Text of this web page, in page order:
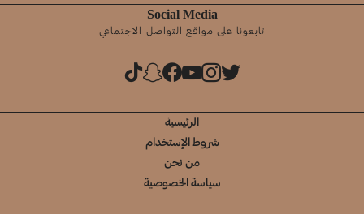
Social Media
تابعونا على مواقع التواصل الاجتماعي
الرئيسية
شروط الإستخدام
من نحن
سياسة الخصوصية